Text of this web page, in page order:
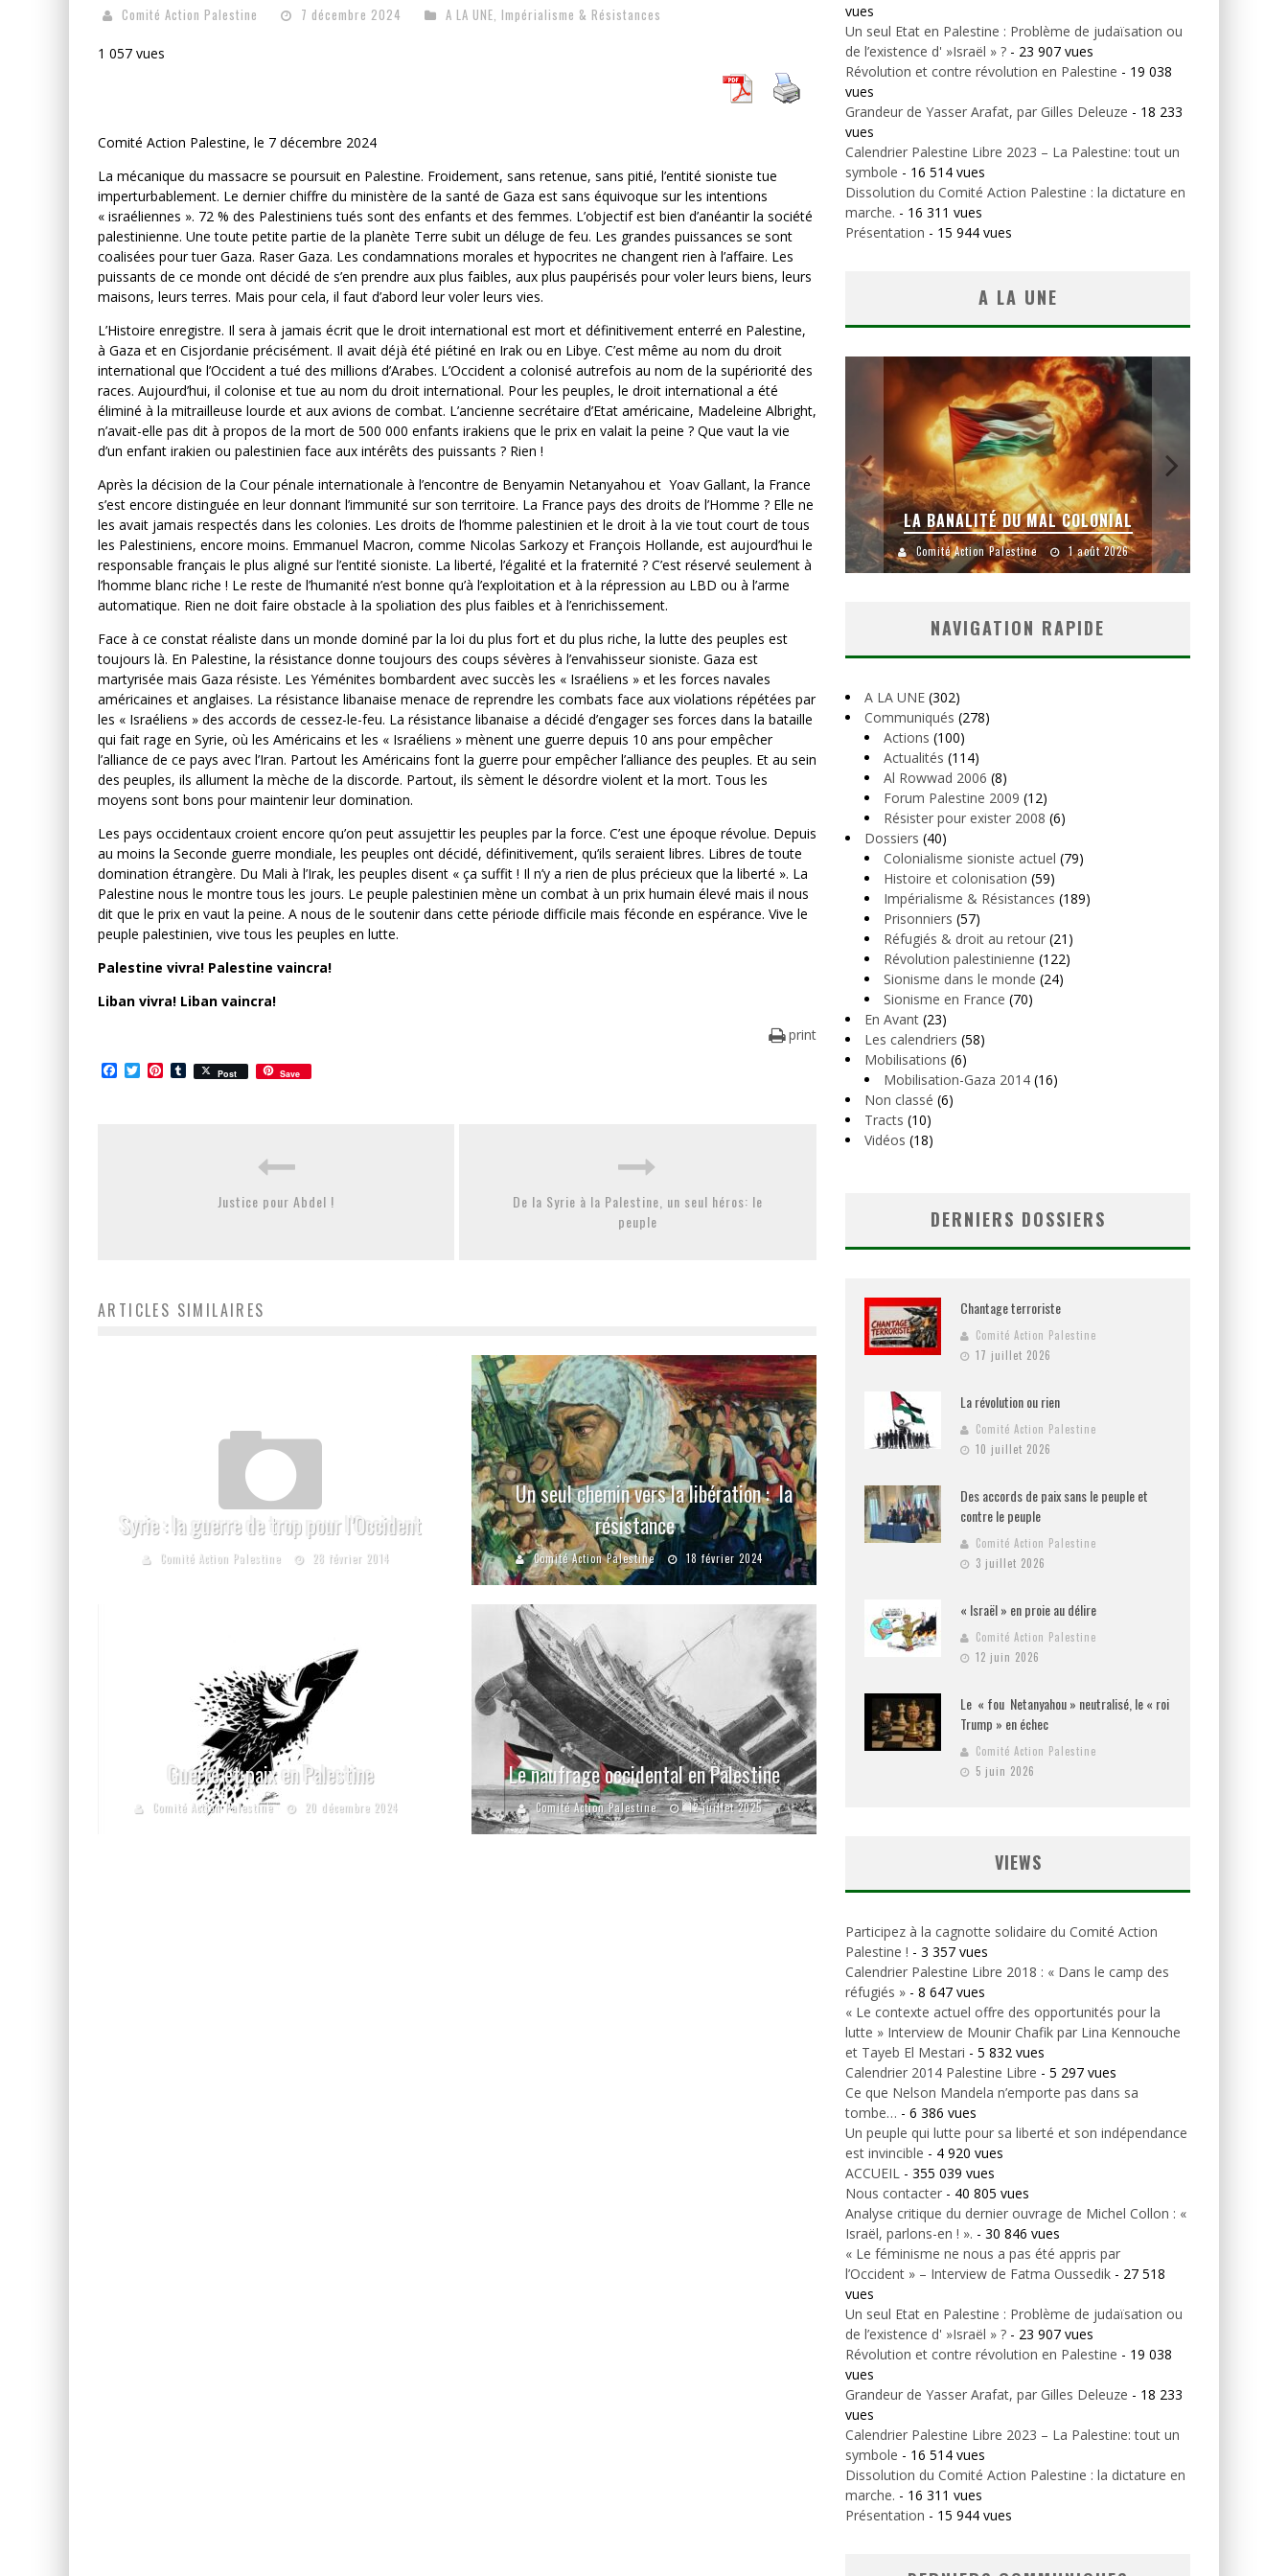
Comité Action Palestine 7 décembre 2024 A LA UNE, Impérialisme & Résistances
1 057 vues
Comité Action Palestine, le 7 décembre 2024
La mécanique du massacre se poursuit en Palestine. Froidement, sans retenue, sans pitié, l’entité sioniste tue
imperturbablement. Le dernier chiffre du ministère de la santé de Gaza est sans équivoque sur les intentions
« israéliennes ». 72 % des Palestiniens tués sont des enfants et des femmes. L’objectif est bien d’anéantir la société
palestinienne. Une toute petite partie de la planète Terre subit un déluge de feu. Les grandes puissances se sont
coalisées pour tuer Gaza. Raser Gaza. Les condamnations morales et hypocrites ne changent rien à l’affaire. Les
puissants de ce monde ont décidé de s’en prendre aux plus faibles, aux plus paupérisés pour voler leurs biens, leurs
maisons, leurs terres. Mais pour cela, il faut d’abord leur voler leurs vies.
L’Histoire enregistre. Il sera à jamais écrit que le droit international est mort et définitivement enterré en Palestine,
à Gaza et en Cisjordanie précisément. Il avait déjà été piétiné en Irak ou en Libye. C’est même au nom du droit
international que l’Occident a tué des millions d’Arabes. L’Occident a colonisé autrefois au nom de la supériorité des
races. Aujourd’hui, il colonise et tue au nom du droit international. Pour les peuples, le droit international a été
éliminé à la mitrailleuse lourde et aux avions de combat. L’ancienne secrétaire d’Etat américaine, Madeleine Albright,
n’avait-elle pas dit à propos de la mort de 500 000 enfants irakiens que le prix en valait la peine ? Que vaut la vie
d’un enfant irakien ou palestinien face aux intérêts des puissants ? Rien !
Après la décision de la Cour pénale internationale à l’encontre de Benyamin Netanyahou et Yoav Gallant, la France
s’est encore distinguée en leur donnant l’immunité sur son territoire. La France pays des droits de l’Homme ? Elle ne
les avait jamais respectés dans les colonies. Les droits de l’homme palestinien et le droit à la vie tout court de tous
les Palestiniens, encore moins. Emmanuel Macron, comme Nicolas Sarkozy et François Hollande, est aujourd’hui le
responsable français le plus aligné sur l’entité sioniste. La liberté, l’égalité et la fraternité ? C’est réservé seulement à
l’homme blanc riche ! Le reste de l’humanité n’est bonne qu’à l’exploitation et à la répression au LBD ou à l’arme
automatique. Rien ne doit faire obstacle à la spoliation des plus faibles et à l’enrichissement.
Face à ce constat réaliste dans un monde dominé par la loi du plus fort et du plus riche, la lutte des peuples est
toujours là. En Palestine, la résistance donne toujours des coups sévères à l’envahisseur sioniste. Gaza est
martyrisée mais Gaza résiste. Les Yéménites bombardent avec succès les « Israéliens » et les forces navales
américaines et anglaises. La résistance libanaise menace de reprendre les combats face aux violations répétées par
les « Israéliens » des accords de cessez-le-feu. La résistance libanaise a décidé d’engager ses forces dans la bataille
qui fait rage en Syrie, où les Américains et les « Israéliens » mènent une guerre depuis 10 ans pour empêcher
l’alliance de ce pays avec l’Iran. Partout les Américains font la guerre pour empêcher l’alliance des peuples. Et au sein
des peuples, ils allument la mèche de la discorde. Partout, ils sèment le désordre violent et la mort. Tous les
moyens sont bons pour maintenir leur domination.
Les pays occidentaux croient encore qu’on peut assujettir les peuples par la force. C’est une époque révolue. Depuis
au moins la Seconde guerre mondiale, les peuples ont décidé, définitivement, qu’ils seraient libres. Libres de toute
domination étrangère. Du Mali à l’Irak, les peuples disent « ça suffit ! Il n’y a rien de plus précieux que la liberté ». La
Palestine nous le montre tous les jours. Le peuple palestinien mène un combat à un prix humain élevé mais il nous
dit que le prix en vaut la peine. A nous de le soutenir dans cette période difficile mais féconde en espérance. Vive le
peuple palestinien, vive tous les peuples en lutte.
Palestine vivra! Palestine vaincra!
Liban vivra! Liban vaincra!
print
Facebook
TwitterPinterest
Tumblr
Post Save
Justice pour Abdel !
De la Syrie à la Palestine, un seul héros: le
peuple
ARTICLES SIMILAIRES
Syrie : la guerre de trop pour l’Occident
Comité Action Palestine 28 février 2014
Un seul chemin vers la libération : la
résistance
Comité Action Palestine 18 février 2024
Guerre et paix en Palestine
Comité Action Palestine 20 décembre 2024
Le naufrage occidental en Palestine
Comité Action Palestine 12 juillet 2025
vues
Un seul Etat en Palestine : Problème de judaïsation ou
de l’existence d' »Israël » ? - 23 907 vues
Révolution et contre révolution en Palestine - 19 038
vues
Grandeur de Yasser Arafat, par Gilles Deleuze - 18 233
vues
Calendrier Palestine Libre 2023 – La Palestine: tout un
symbole - 16 514 vues
Dissolution du Comité Action Palestine : la dictature en
marche. - 16 311 vues
Présentation - 15 944 vues
A LA UNE
DES ACCORDS DE PAIX SANS LE
PEUPLE ET CONTRE LE PEUPLE
Comité Action Palestine 3 juillet 2026
LA BANALITÉ DU MAL COLONIAL
Comité Action Palestine 1 août 2026
NAVIGATION RAPIDE
A LA UNE (302)
Communiqués (278)
Actions (100)
Actualités (114)
Al Rowwad 2006 (8)
Forum Palestine 2009 (12)
Résister pour exister 2008 (6)
Dossiers (40)
Colonialisme sioniste actuel (79)
Histoire et colonisation (59)
Impérialisme & Résistances (189)
Prisonniers (57)
Réfugiés & droit au retour (21)
Révolution palestinienne (122)
Sionisme dans le monde (24)
Sionisme en France (70)
En Avant (23)
Les calendriers (58)
Mobilisations (6)
Mobilisation-Gaza 2014 (16)
Non classé (6)
Tracts (10)
Vidéos (18)
DERNIERS DOSSIERS
Chantage terroriste
Comité Action Palestine
17 juillet 2026
La révolution ou rien
Comité Action Palestine
10 juillet 2026
Des accords de paix sans le peuple et
contre le peuple
Comité Action Palestine
3 juillet 2026
« Israël » en proie au délire
Comité Action Palestine
12 juin 2026
Le « fou Netanyahou » neutralisé, le « roi
Trump » en échec
Comité Action Palestine
5 juin 2026
VIEWS
Participez à la cagnotte solidaire du Comité Action
Palestine ! - 3 357 vues
Calendrier Palestine Libre 2018 : « Dans le camp des
réfugiés » - 8 647 vues
« Le contexte actuel offre des opportunités pour la
lutte » Interview de Mounir Chafik par Lina Kennouche
et Tayeb El Mestari - 5 832 vues
Calendrier 2014 Palestine Libre - 5 297 vues
Ce que Nelson Mandela n’emporte pas dans sa
tombe… - 6 386 vues
Un peuple qui lutte pour sa liberté et son indépendance
est invincible - 4 920 vues
ACCUEIL - 355 039 vues
Nous contacter - 40 805 vues
Analyse critique du dernier ouvrage de Michel Collon : «
Israël, parlons-en ! ». - 30 846 vues
« Le féminisme ne nous a pas été appris par
l’Occident » – Interview de Fatma Oussedik - 27 518
vues
Un seul Etat en Palestine : Problème de judaïsation ou
de l’existence d' »Israël » ? - 23 907 vues
Révolution et contre révolution en Palestine - 19 038
vues
Grandeur de Yasser Arafat, par Gilles Deleuze - 18 233
vues
Calendrier Palestine Libre 2023 – La Palestine: tout un
symbole - 16 514 vues
Dissolution du Comité Action Palestine : la dictature en
marche. - 16 311 vues
Présentation - 15 944 vues